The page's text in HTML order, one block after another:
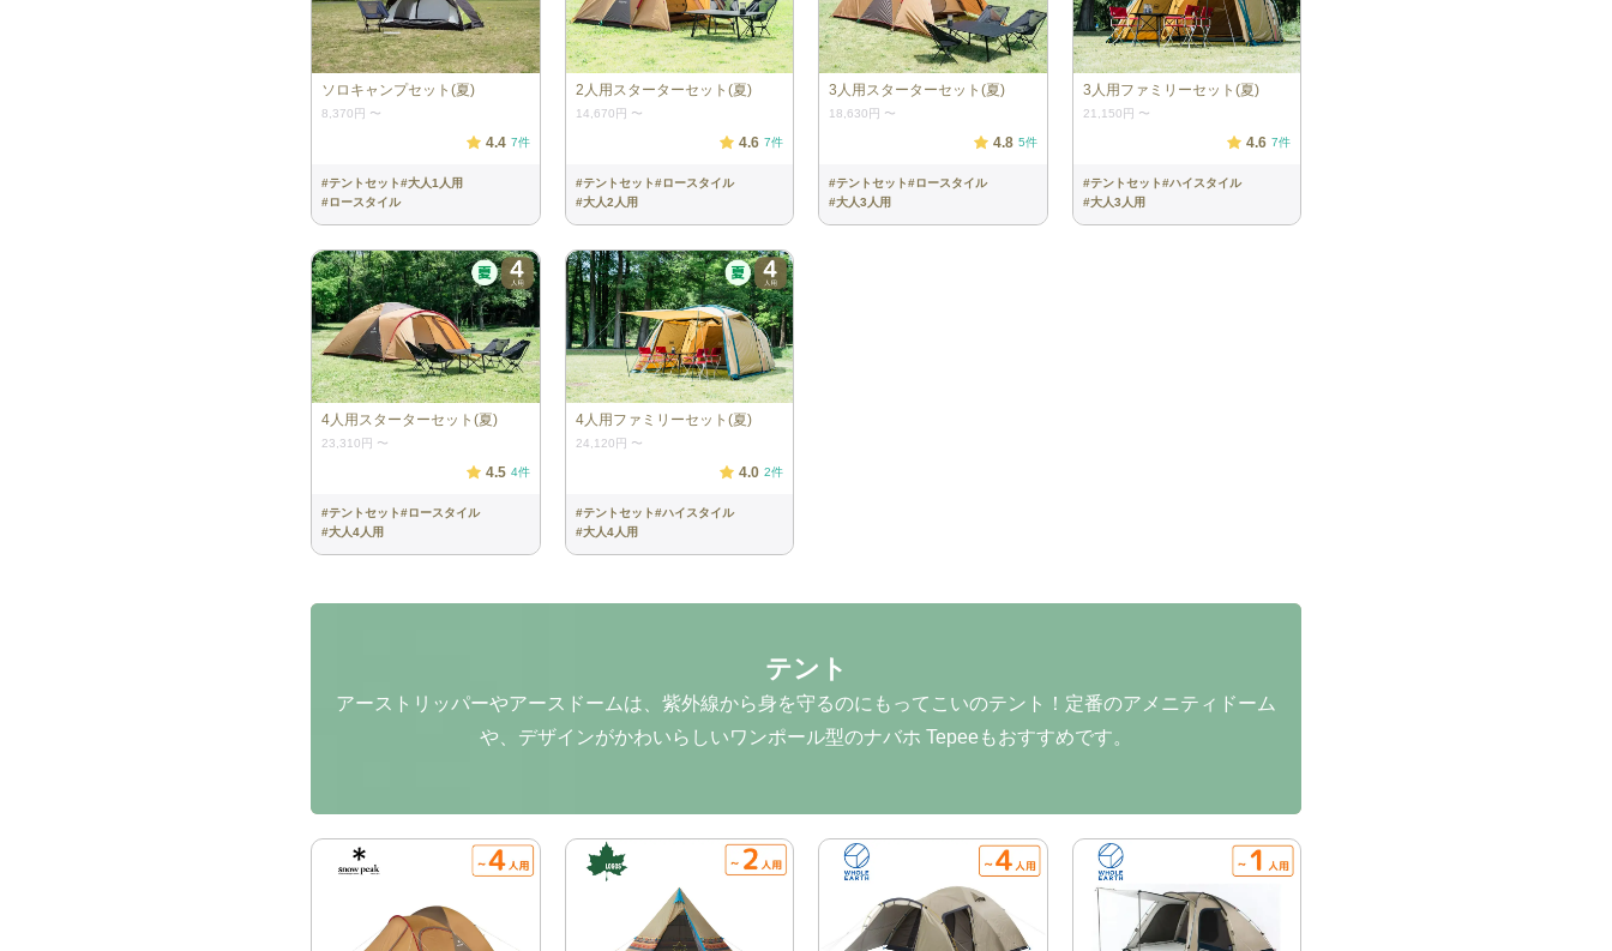
ソロキャンプセット(夏)
8,370円 〜
4.4 7件
#テントセット#大人1人用
#ロースタイル
2人用スターターセット(夏)
14,670円 〜
4.6 7件
#テントセット#ロースタイル
#大人2人用
3人用スターターセット(夏)
18,630円 〜
4.8 5件
#テントセット#ロースタイル
#大人3人用
3人用ファミリーセット(夏)
21,150円 〜
4.6 7件
#テントセット#ハイスタイル
#大人3人用
4人用スターターセット(夏)
23,310円 〜
4.5 4件
#テントセット#ロースタイル
#大人4人用
4人用ファミリーセット(夏)
24,120円 〜
4.0 2件
#テントセット#ハイスタイル
#大人4人用
テント
アーストリッパーやアースドームは、紫外線から身を守るのにもってこいのテント！定番のアメニティドーム
や、デザインがかわいらしいワンポール型のナバホ Tepeeもおすすめです。